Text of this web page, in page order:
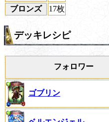
ブロンズ
17枚
デッキレシピ
フォロワー
ゴブリン